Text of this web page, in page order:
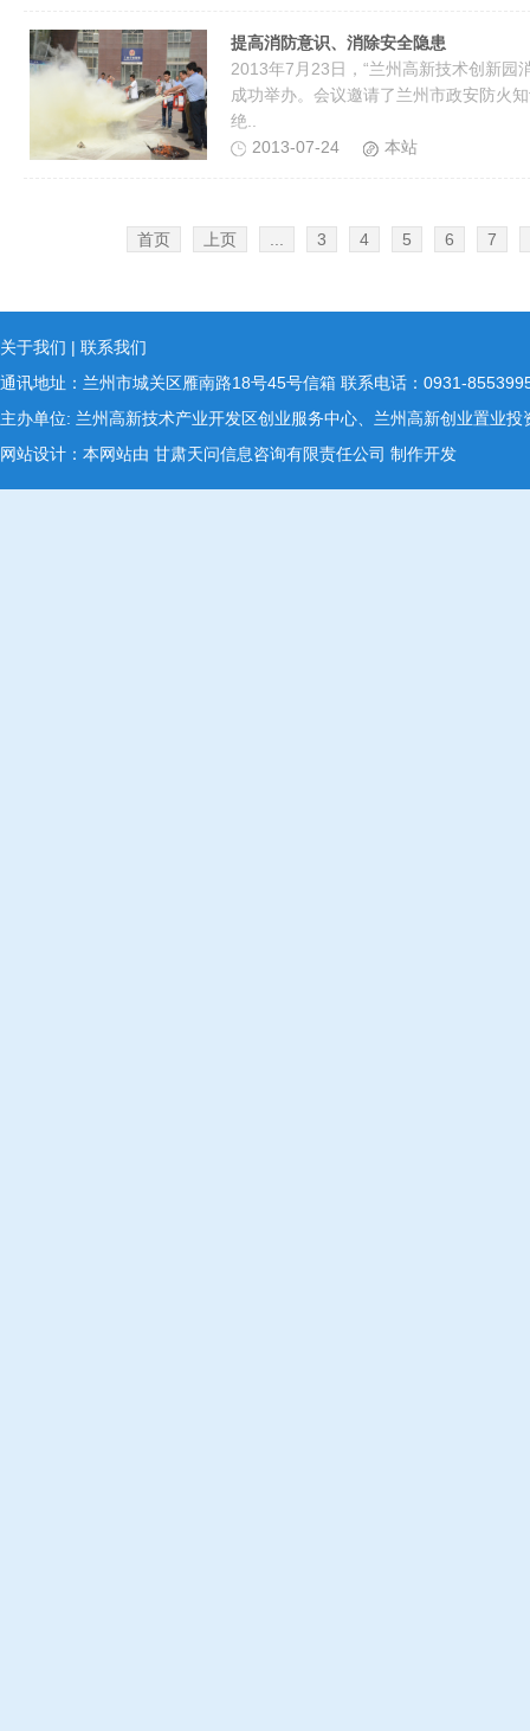
提高消防意识、消除安全隐患
2013年7月23日，“兰州高新技术创新园
成功举办。会议邀请了兰州市政安防火
绝..
2013-07-24
本站
首页 上页 3 4 5 6 7
关于我们 | 联系我们
通讯地址：兰州市城关区雁南路18号45号信箱 联系电话：0931-
主办单位: 兰州高新技术产业开发区创业服务中心、兰州高新创业置业
网站设计：本网站由 甘肃天问信息咨询有限责任公司 制作开发